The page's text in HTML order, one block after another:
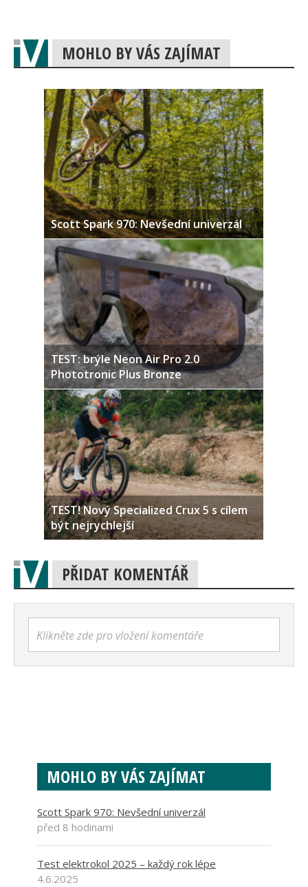
MOHLO BY VÁS ZAJÍMAT
Scott Spark 970: Nevšední univerzál
TEST: brýle Neon Air Pro 2.0
Phototronic Plus Bronze
TEST! Nový Specialized Crux 5 s cílem
být nejrychlejší
PŘIDAT KOMENTÁŘ
Klikněte zde pro vložení komentáře
MOHLO BY VÁS ZAJÍMAT
Scott Spark 970: Nevšední univerzál
před 8 hodinami
Test elektrokol 2025 – každý rok lépe
4.6.2025